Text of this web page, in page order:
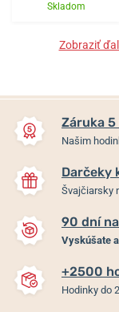
Skladom
Zobraziť
Záruka
Našim
Darčeky
Švajčiarsky
90 dní
Vyskúšate
+2500
Hodinky do